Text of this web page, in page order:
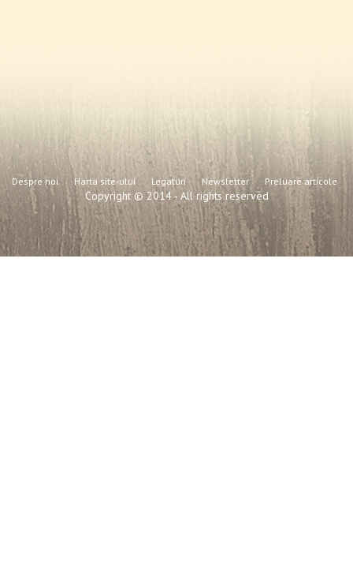
Despre noi Harta site-ului Legaturi Newsletter Preluare articole
Copyright © 2014 - All rights reserved